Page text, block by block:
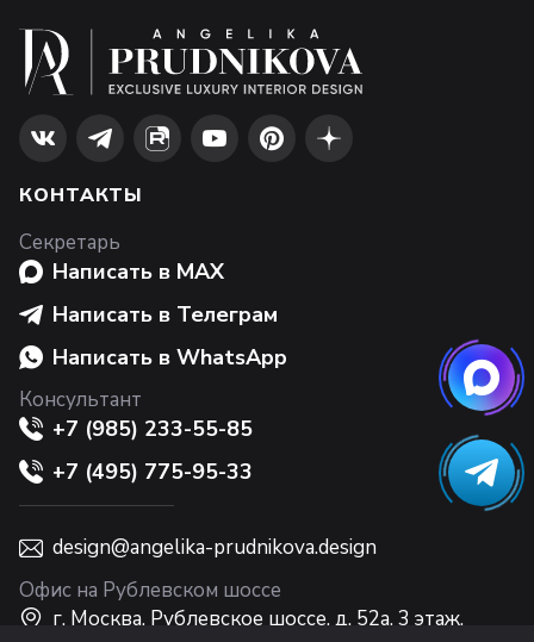
КОНТАКТЫ
Секретарь
Написать в MAX
Написать в Телеграм
Написать в WhatsApp
Консультант
+7 (985) 233-55-85
+7 (495) 775-95-33
design@angelika-prudnikova.design
Офис на Рублевском шоссе
г. Москва, Рублевское шоссе, д. 52а, 3 этаж,